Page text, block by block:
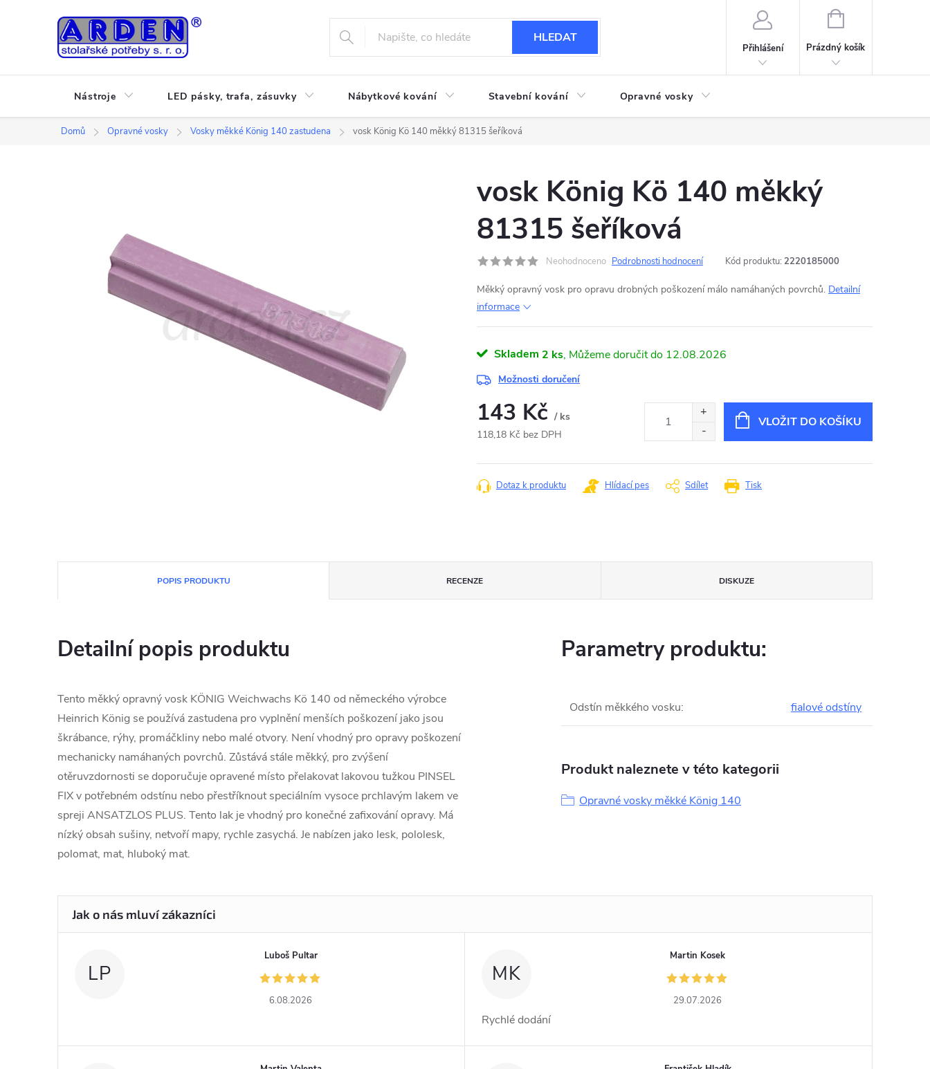
HLEDAT
Přihlášení
NÁKUPNÍ
Prázdný košík
Nástroje LED pásky, trafa, zásuvky Nábytkové kování Stavební kování Opravné vosky
Domů Opravné vosky Vosky měkké König 140 zastudena vosk König Kö 140 měkký 81315 šeříková
vosk König Kö 140 měkký
81315 šeříková
Neohodnoceno Podrobnosti hodnocení Kód produktu: 2220185000
Měkký opravný vosk pro opravu drobných poškození málo namáhaných povrchů. Detailní
informace
Skladem 2 ks 12.08.2026
Možnosti doručení
143 Kč / ks
118,18 Kč bez DPH
cena:
VLOŽIT DO KOŠÍKU
Tisk
Dotaz k produktu Hlídací pes Sdílet
POPIS PRODUKTU RECENZE DISKUZE
Detailní popis produktu
Tento měkký opravný vosk KÖNIG Weichwachs Kö 140 od německého výrobce
Heinrich König se používá zastudena pro vyplnění menších poškození jako jsou
škrábance, rýhy, promáčkliny nebo malé otvory. Není vhodný pro opravy poškození
mechanicky namáhaných povrchů. Zůstává stále měkký, pro zvýšení
otěruvzdornosti se doporučuje opravené místo přelakovat lakovou tužkou PINSEL
FIX v potřebném odstínu nebo přestříknout speciálním vysoce prchlavým lakem ve
spreji ANSATZLOS PLUS. Tento lak je vhodný pro konečné zafixování opravy. Má
nízký obsah sušiny, netvoří mapy, rychle zasychá. Je nabízen jako lesk, pololesk,
polomat, mat, hluboký mat.
Parametry produktu:
Odstín měkkého vosku: fialové odstíny
Produkt naleznete v této kategorii
Opravné vosky měkké König 140
LP
Luboš Pultar
6.08.2026
MK
Martin Kosek
29.07.2026
Rychlé dodání